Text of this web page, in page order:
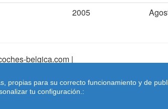
2005
belgica.com |
Coches-belgica.com
propias para su correcto funcionamiento y de
tu configuración.: